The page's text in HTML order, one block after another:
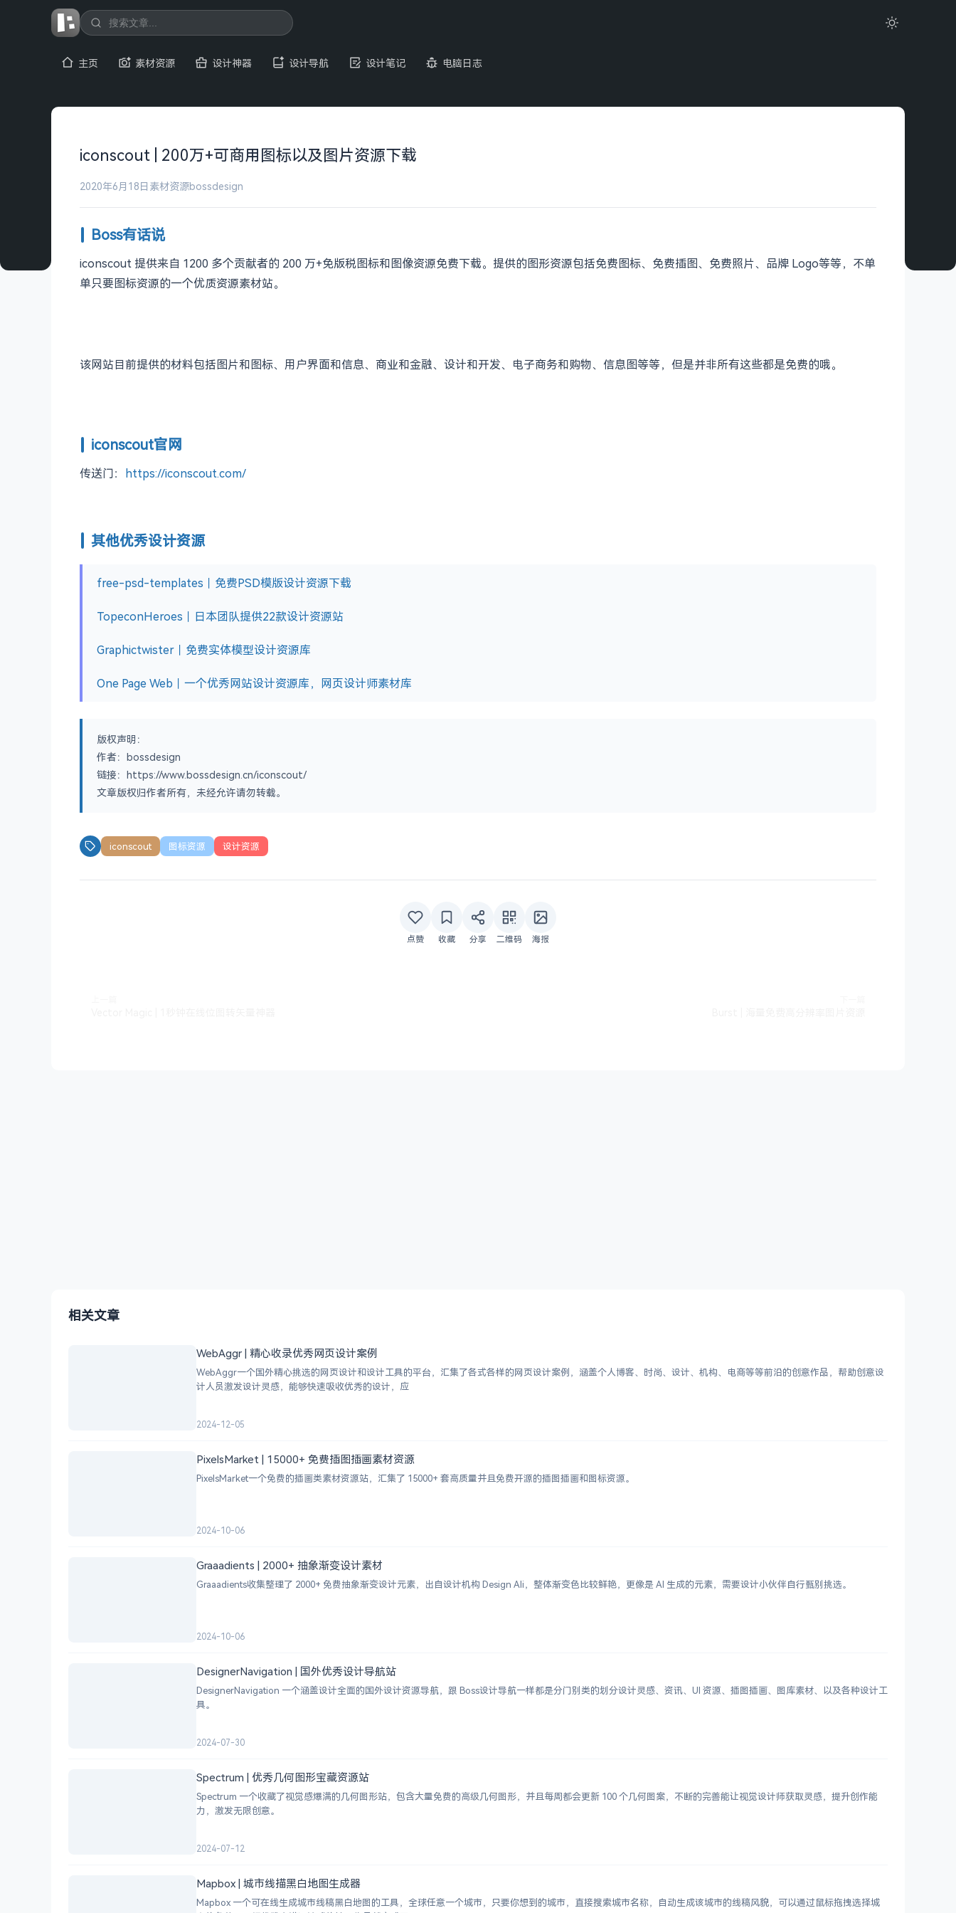
主页 素材资源 设计神器 设计导航 设计笔记 电脑日志
iconscout | 200万+可商用图标以及图片资源下载
2020年6月18日 素材资源bossdesign
Boss有话说
iconscout 提供来自 1200 多个贡献者的 200 万+免版税图标和图像资源免费下载。提供的图形资源包括免费图标、免费插图、免费照片、品牌 Logo等等，不单
单只要图标资源的一个优质资源素材站。
该网站目前提供的材料包括图片和图标、用户界面和信息、商业和金融、设计和开发、电子商务和购物、信息图等等，但是并非所有这些都是免费的哦。
iconscout官网
传送门： https://iconscout.com/
其他优秀设计资源
free-psd-templates｜免费PSD模版设计资源下载
TopeconHeroes｜日本团队提供22款设计资源站
Graphictwister｜免费实体模型设计资源库
One Page Web｜一个优秀网站设计资源库，网页设计师素材库
版权声明：
作者：bossdesign
链接：https://www.bossdesign.cn/iconscout/
文章版权归作者所有，未经允许请勿转载。
iconscout 图标资源 设计资源
点赞 收藏 分享 二维码 海报
相关文章
WebAggr | 精心收录优秀网页设计案例
WebAggr一个国外精心挑选的网页设计和设计工具的平台，汇集了各式各样的网页设计案例，涵盖个人博客、时尚、设计、机构、电商等等前沿的创意作品，帮助创意设
计人员激发设计灵感，能够快速吸收优秀的设计，应
2024-12-05
PixelsMarket | 15000+ 免费插图插画素材资源
PixelsMarket一个免费的插画类素材资源站，汇集了 15000+ 套高质量并且免费开源的插图插画和图标资源。
2024-10-06
Graaadients | 2000+ 抽象渐变设计素材
Graaadients收集整理了 2000+ 免费抽象渐变设计元素，出自设计机构 Design Ali，整体渐变色比较鲜艳，更像是 AI 生成的元素，需要设计小伙伴自行甄别挑选。
2024-10-06
DesignerNavigation | 国外优秀设计导航站
DesignerNavigation 一个涵盖设计全面的国外设计资源导航，跟 Boss设计导航一样都是分门别类的划分设计灵感、资讯、UI 资源、插图插画、图库素材、以及各种设计工
具。
2024-07-30
Spectrum | 优秀几何图形宝藏资源站
Spectrum 一个收藏了视觉感爆满的几何图形站，包含大量免费的高级几何图形，并且每周都会更新 100 个几何图案，不断的完善能让视觉设计师获取灵感，提升创作能
力，激发无限创意。
2024-07-12
Mapbox | 城市线描黑白地图生成器
Mapbox 一个可在线生成城市线稿黑白地图的工具，全球任意一个城市，只要你想到的城市，直接搜索城市名称，自动生成该城市的线稿风貌，可以通过鼠标拖拽选择城